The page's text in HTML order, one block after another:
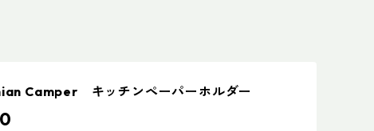
Camper キッチンペーパーホルダー